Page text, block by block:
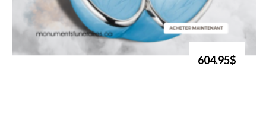
604.95$